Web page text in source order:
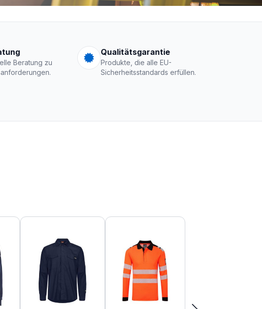
Logo
Beratung zu
Qualitätsgarantie
Produkte, die alle EU-
Sicherheitsstandards erfüllen.